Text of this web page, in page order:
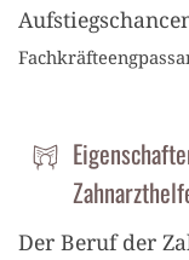
Der Beruf der